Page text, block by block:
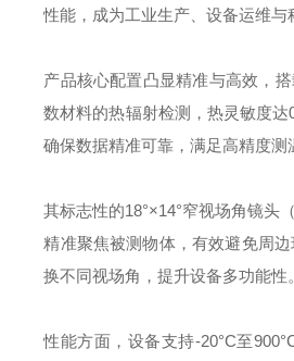
性能，成为工业生产、设备运维与
产品核心配置凸显精准与高效，
数材料的热辐射检测，热灵敏度达
确保数据精准可靠，满足高精度测
其标志性的18°×14°窄视场角镜头
精准聚焦被测物体，有效避免周
换不同视场角，提升设备多功能性。
性能方面，设备支持-20°C至